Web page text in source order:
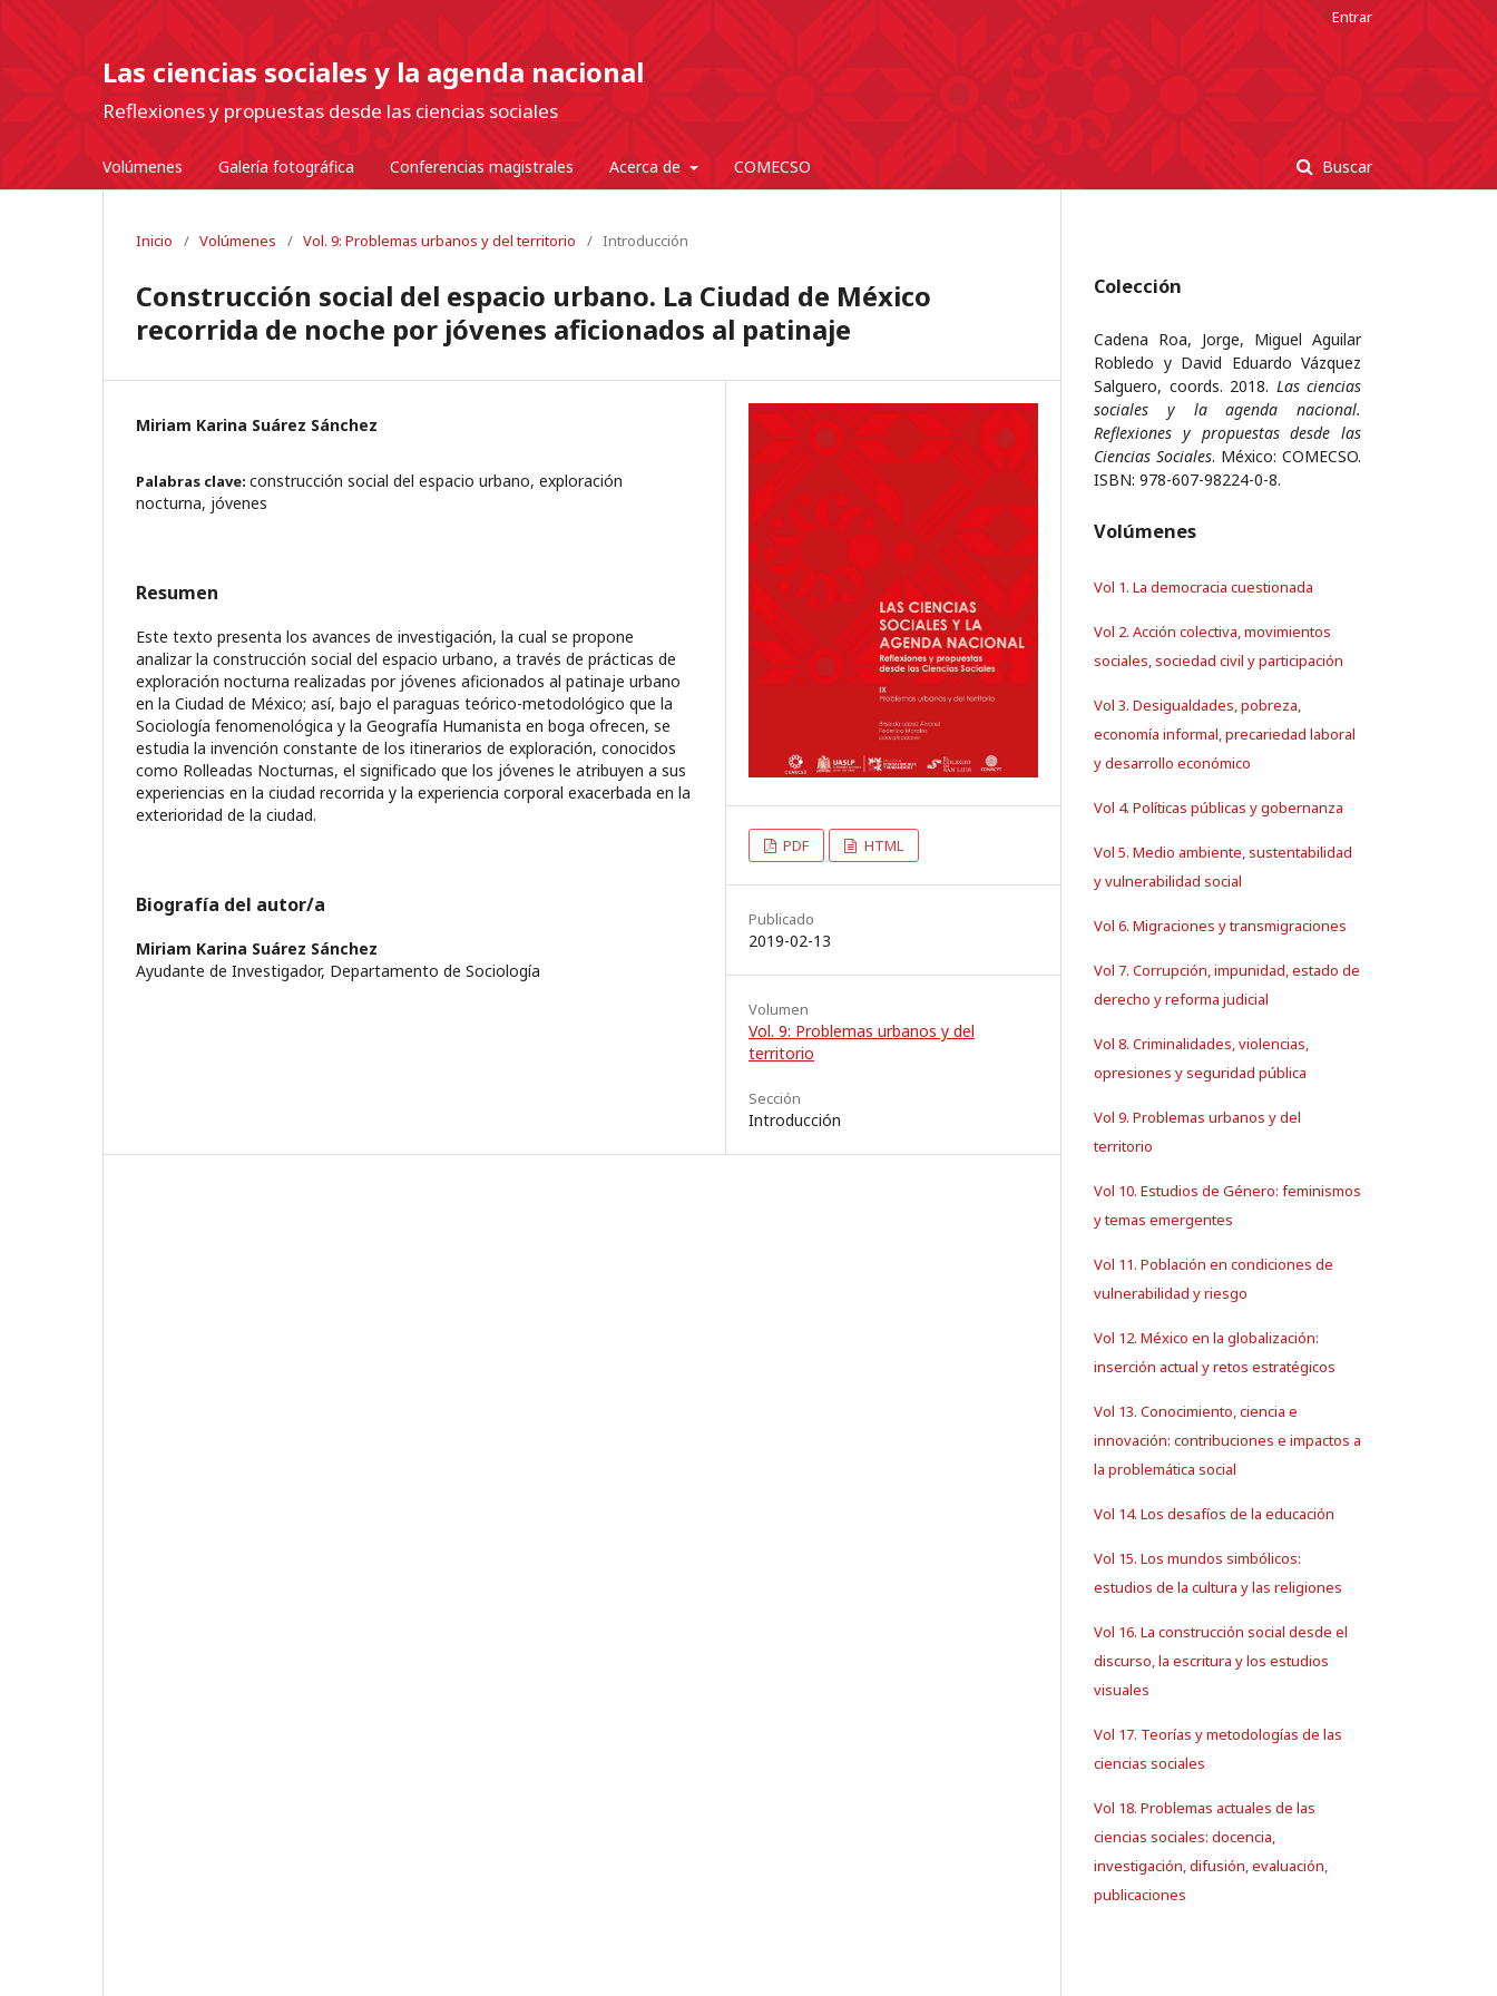
Las ciencias sociales y la agenda nacional
Reflexiones y propuestas desde las ciencias sociales
Volúmenes Galería fotográfica Conferencias magistrales Acerca de COMECSO Buscar
Entrar
Inicio / Volúmenes / Vol. 9: Problemas urbanos y del territorio / Introducción
Construcción social del espacio urbano. La Ciudad de México
recorrida de noche por jóvenes aficionados al patinaje
Miriam Karina Suárez Sánchez
Palabras clave: construcción social del espacio urbano, exploración
nocturna, jóvenes
Resumen
Este texto presenta los avances de investigación, la cual se propone
analizar la construcción social del espacio urbano, a través de prácticas de
exploración nocturna realizadas por jóvenes aficionados al patinaje urbano
en la Ciudad de México; así, bajo el paraguas teórico-metodológico que la
Sociología fenomenológica y la Geografía Humanista en boga ofrecen, se
estudia la invención constante de los itinerarios de exploración, conocidos
como Rolleadas Nocturnas, el significado que los jóvenes le atribuyen a sus
experiencias en la ciudad recorrida y la experiencia corporal exacerbada en la
exterioridad de la ciudad.
Biografía del autor/a
Miriam Karina Suárez Sánchez
Ayudante de Investigador, Departamento de Sociología
PDF HTML
Publicado
2019-02-13
Volumen
Vol. 9: Problemas urbanos y del
territorio
Sección
Introducción
Colección
Cadena Roa, Jorge, Miguel Aguilar
Robledo y David Eduardo Vázquez
Salguero, coords. 2018. Las ciencias
sociales y la agenda nacional.
Reflexiones y propuestas desde las
Ciencias Sociales. México: COMECSO.
ISBN: 978-607-98224-0-8.
Volúmenes
Vol 1. La democracia cuestionada
Vol 2. Acción colectiva, movimientos
sociales, sociedad civil y participación
Vol 3. Desigualdades, pobreza,
economía informal, precariedad laboral
y desarrollo económico
Vol 4. Políticas públicas y gobernanza
Vol 5. Medio ambiente, sustentabilidad
y vulnerabilidad social
Vol 6. Migraciones y transmigraciones
Vol 7. Corrupción, impunidad, estado de
derecho y reforma judicial
Vol 8. Criminalidades, violencias,
opresiones y seguridad pública
Vol 9. Problemas urbanos y del
territorio
Vol 10. Estudios de Género: feminismos
y temas emergentes
Vol 11. Población en condiciones de
vulnerabilidad y riesgo
Vol 12. México en la globalización:
inserción actual y retos estratégicos
Vol 13. Conocimiento, ciencia e
innovación: contribuciones e impactos a
la problemática social
Vol 14. Los desafíos de la educación
Vol 15. Los mundos simbólicos:
estudios de la cultura y las religiones
Vol 16. La construcción social desde el
discurso, la escritura y los estudios
visuales
Vol 17. Teorías y metodologías de las
ciencias sociales
Vol 18. Problemas actuales de las
ciencias sociales: docencia,
investigación, difusión, evaluación,
publicaciones